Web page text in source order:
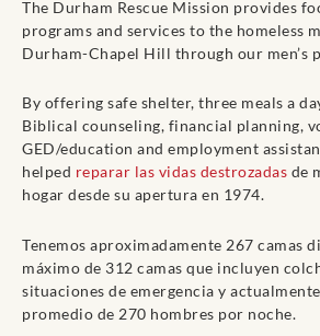
The Durham Rescue Mission provides
programs and services to the homeless
Durham-Chapel Hill through our men’s
By offering safe shelter, three meals a
Biblical counseling, financial planning,
GED/education and employment
helped reparar las vidas destrozadas de
hogar desde su apertura en 1974.
Tenemos aproximadamente 267 camas
máximo de 312 camas que incluyen
situaciones de emergencia y
promedio de 270 hombres por noche.